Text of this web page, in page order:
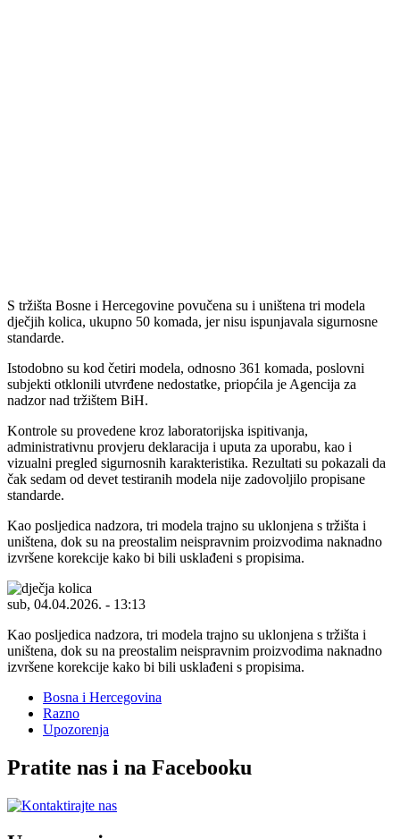
S tržišta Bosne i Hercegovine povučena su i uništena tri modela
dječjih kolica, ukupno 50 komada, jer nisu ispunjavala sigurnosne
standarde.
Istodobno su kod četiri modela, odnosno 361 komada, poslovni
subjekti otklonili utvrđene nedostatke, priopćila je Agencija za
nadzor nad tržištem BiH.
Kontrole su provedene kroz laboratorijska ispitivanja,
administrativnu provjeru deklaracija i uputa za uporabu, kao i
vizualni pregled sigurnosnih karakteristika. Rezultati su pokazali da
čak sedam od devet testiranih modela nije zadovoljilo propisane
standarde.
Kao posljedica nadzora, tri modela trajno su uklonjena s tržišta i
uništena, dok su na preostalim neispravnim proizvodima naknadno
izvršene korekcije kako bi bili usklađeni s propisima.
sub, 04.04.2026. - 13:13
Kao posljedica nadzora, tri modela trajno su uklonjena s tržišta i
uništena, dok su na preostalim neispravnim proizvodima naknadno
izvršene korekcije kako bi bili usklađeni s propisima.
Bosna i Hercegovina
Razno
Upozorenja
Pratite nas i na Facebooku